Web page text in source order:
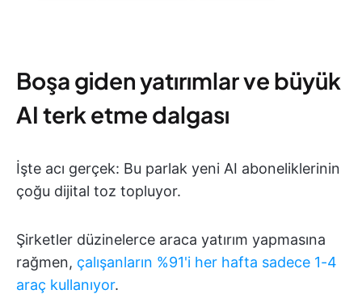
Boşa giden yatırımlar ve büyük
AI terk etme dalgası
İşte acı gerçek: Bu parlak yeni AI aboneliklerinin
çoğu dijital toz topluyor.
Şirketler düzinelerce araca yatırım yapmasına
rağmen, çalışanların %91'i her hafta sadece 1-4
araç kullanıyor.